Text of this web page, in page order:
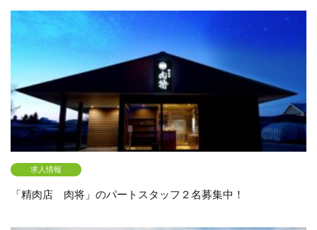
求人情報
「精肉店 肉将」のパートスタッフ２名募集中！